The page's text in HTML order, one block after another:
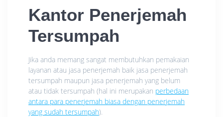
Kantor Penerjemah
Tersumpah
Jika anda memang sangat membutuhkan pemakaian
layanan atau jasa penerjemah baik jasa penerjemah
tersumpah maupun jasa penerjemah yang belum
atau tidak tersumpah (hal ini merupakan perbedaan
antara para penerjemah biasa dengan penerjemah
yang sudah tersumpah).